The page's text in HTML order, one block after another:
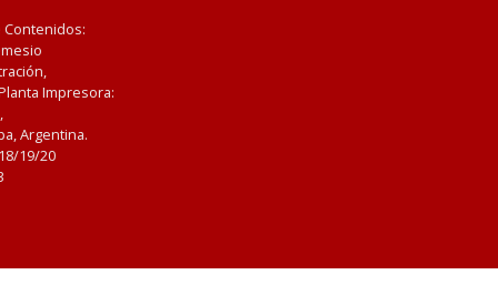
Impresora:
Argentina.
19/20